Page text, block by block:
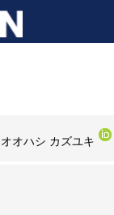
オオハシ カズユキ